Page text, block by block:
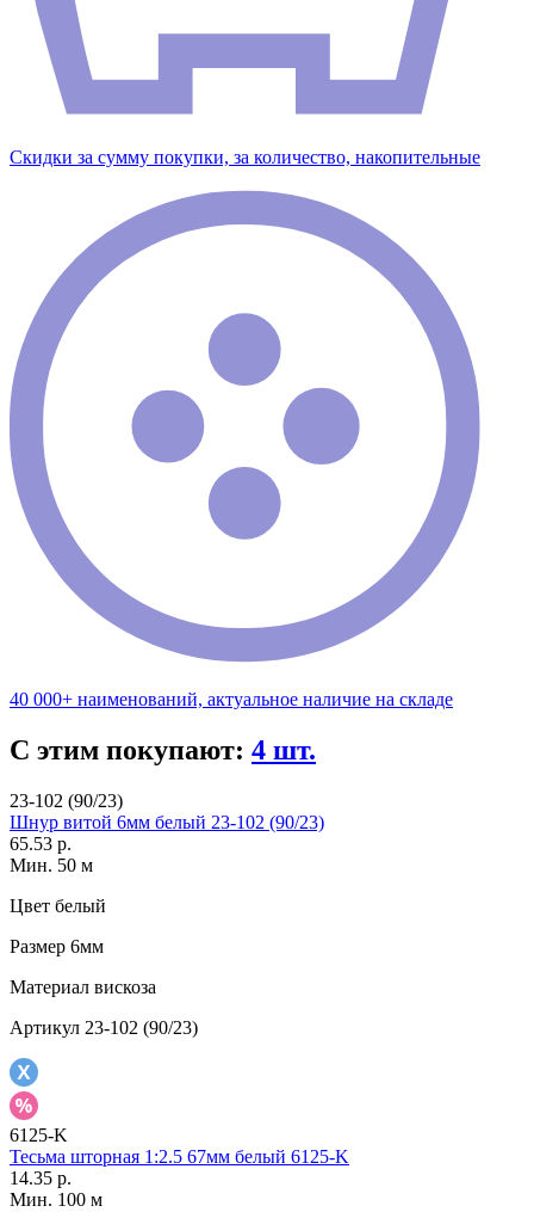
Скидки за сумму покупки, за количество, накопительные
40 000+ наименований, актуальное наличие на складе
С этим покупают: 4 шт.
23-102 (90/23)
Шнур витой 6мм белый 23-102 (90/23)
65.53 р.
Мин. 50 м
Цвет белый
Размер 6мм
Материал вискоза
Артикул 23-102 (90/23)
6125-K
Тесьма шторная 1:2.5 67мм белый 6125-K
14.35 р.
Мин. 100 м